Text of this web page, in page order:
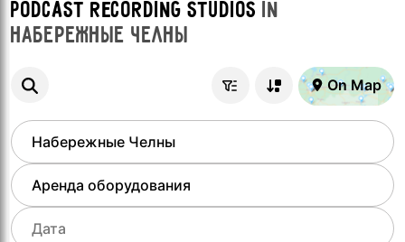
Podcast recording studios in
Набережные Челны
On Map